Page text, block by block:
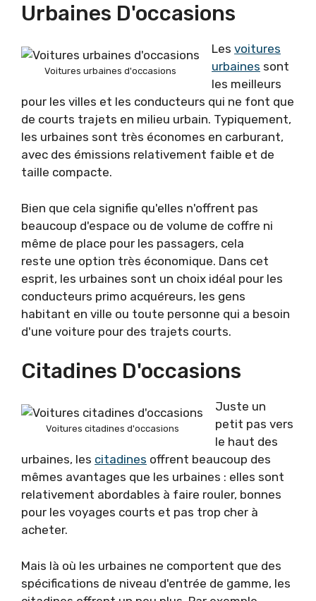
Urbaines D'occasions
Voitures urbaines d'occasions
Les voitures
urbaines sont
les meilleurs
pour les villes et les conducteurs qui ne font que
de courts trajets en milieu urbain. Typiquement,
les urbaines sont très économes en carburant,
avec des émissions relativement faible et de
taille compacte.
Bien que cela signifie qu'elles n'offrent pas
beaucoup d'espace ou de volume de coffre ni
même de place pour les passagers, cela
reste une option très économique. Dans cet
esprit, les urbaines sont un choix idéal pour les
conducteurs primo acquéreurs, les gens
habitant en ville ou toute personne qui a besoin
d'une voiture pour des trajets courts.
Citadines D'occasions
Voitures citadines d'occasions
Juste un
petit pas vers
le haut des
urbaines, les citadines offrent beaucoup des
mêmes avantages que les urbaines : elles sont
relativement abordables à faire rouler, bonnes
pour les voyages courts et pas trop cher à
acheter.
Mais là où les urbaines ne comportent que des
spécifications de niveau d'entrée de gamme, les